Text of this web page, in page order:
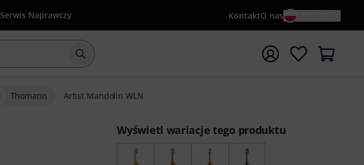
Serwis Naprawczy KontaktO nas
Rozpocznij wyszukiwanie od słowa kluczowego {searchTerm}
Thomann Artist Mandolin WLN
Wyświetl wariacje tego produktu